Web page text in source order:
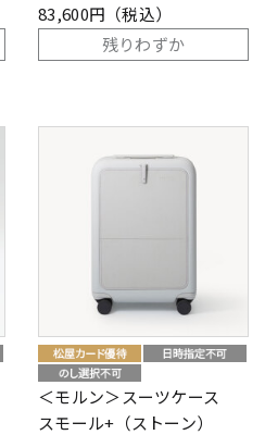
83,600円（税込）
残りわずか
＜モルン＞スーツケース
スモール+（ストーン）